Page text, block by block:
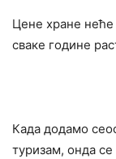
Цене хране неће
сваке године
Када додамо
туризам, онда се